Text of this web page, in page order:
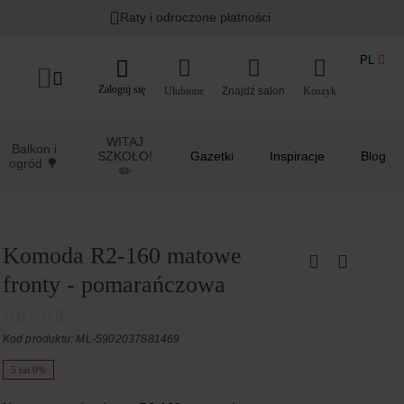
Raty i odroczone płatności
Zaloguj się Ulubione Koszyk
PL
Balkon i
ogród 🌳
WITAJ
SZKOŁO!
✏️
Gazetki Inspiracje Blog
Komoda R2-160 matowe
fronty - pomarańczowa
Kod produktu: ML-5902037881469
5 rat 0%